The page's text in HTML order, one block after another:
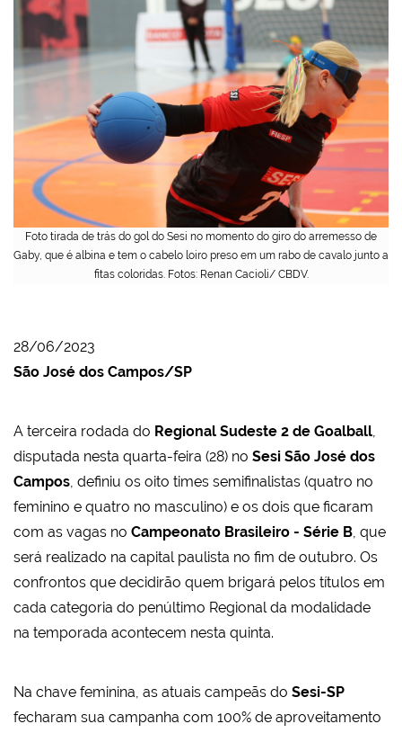
Foto tirada de trás do gol do Sesi no momento do giro do arremesso de
Gaby, que é albina e tem o cabelo loiro preso em um rabo de cavalo junto a
fitas coloridas. Fotos: Renan Cacioli/ CBDV.
28/06/2023
São José dos Campos/SP
A terceira rodada do Regional Sudeste 2 de Goalball,
disputada nesta quarta-feira (28) no Sesi São José dos
Campos, definiu os oito times semifinalistas (quatro no
feminino e quatro no masculino) e os dois que ficaram
com as vagas no Campeonato Brasileiro - Série B, que
será realizado na capital paulista no fim de outubro. Os
confrontos que decidirão quem brigará pelos títulos em
cada categoria do penúltimo Regional da modalidade
na temporada acontecem nesta quinta.
Na chave feminina, as atuais campeãs do Sesi-SP
fecharam sua campanha com 100% de aproveitamento